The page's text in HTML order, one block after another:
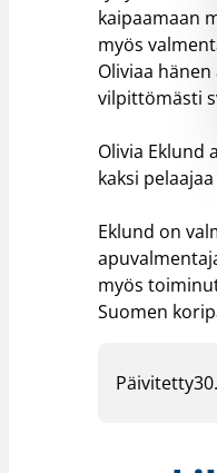
kaipaamaan
myös
Oliviaa
vilpittömästi
Olivia Eklund
kaksi
Eklund on
myös
Suomen
Päivitetty